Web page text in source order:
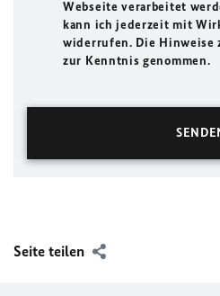
Webseite verarbeitet
kann ich jederzeit mit
widerrufen. Die Hinweise
zur Kenntnis genommen.
Seite teilen